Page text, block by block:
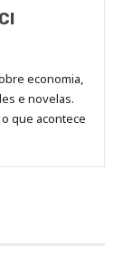
economia,
e novelas.
que acontece